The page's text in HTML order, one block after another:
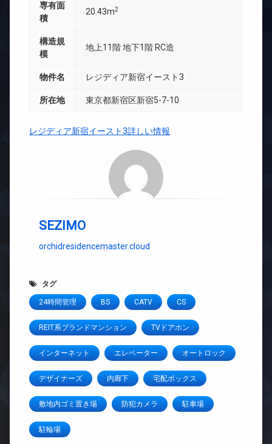
専有面
積
20.43m2
構造規
模
地上11階 地下1階 RC造
物件名 レジディア新宿イースト3
所在地 東京都新宿区新宿5-7-10
レジディア新宿イースト3詳しい情報
SEZIMO
orchidresidencemaster.cloud
タグ
24時間管理 BS CATV CS
REIT系ブランドマンション TVドアホン
インターネット エレベーター オートロック
デザイナーズ 内廊下 宅配ボックス
敷地内ゴミ置き場 防犯カメラ 駐車場
駐輪場